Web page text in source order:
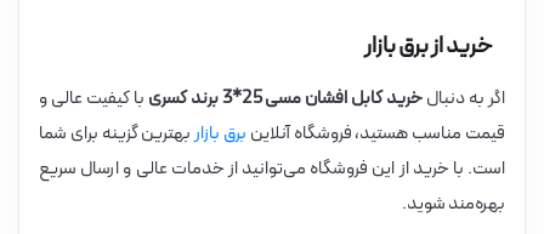
خرید از برق بازار
اگر به دنبالخرید کابل افشان مسی 25*3 برند کسری
با کیفیت عالی و
قیمت مناسب هستید، فروشگاه آنلاین برق بازاربهترین گزینه برای شما
است. با خرید از این فروشگاه می‌توانید از خدمات عالی و ارسال سریع
بهره‌مند شوید.